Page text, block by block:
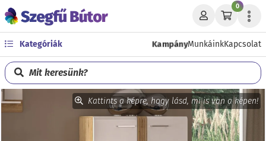
0
Kategóriák KampányMunkáinkKapcsolat
Mit keresünk?
Kattints a képre, hogy lásd, mi is van a képen!